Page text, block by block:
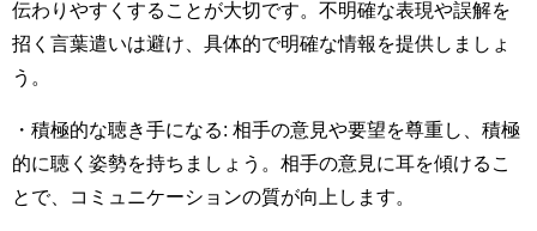
伝わりやすくすることが大切です。不明確な表現や誤解を
招く言葉遣いは避け、具体的で明確な情報を提供しましょ
う。
・積極的な聴き手になる: 相手の意見や要望を尊重し、積極
的に聴く姿勢を持ちましょう。相手の意見に耳を傾けるこ
とで、コミュニケーションの質が向上します。